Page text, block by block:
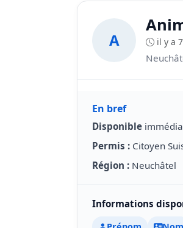
A il y a
En bref
Disponible
Permis : Citoyen
Région : Neuchâtel
Informations